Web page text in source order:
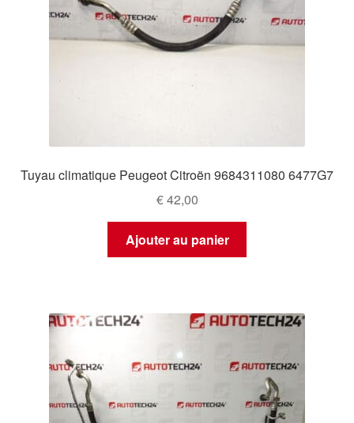
Tuyau climatique Peugeot Citroën 9684311080 6477G7
€42,00
Ajouter au panier